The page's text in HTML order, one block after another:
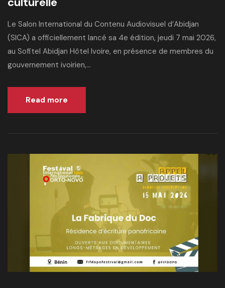
Le Salon International du Contenu Audiovisuel d’Abidjan
(SICA) a officiellement lancé sa 4e édition, jeudi 7 mai 2026,
au Sofitel Abidjan Hôtel Ivoire, en présence de membres du
gouvernement ivoirien,...
Read more